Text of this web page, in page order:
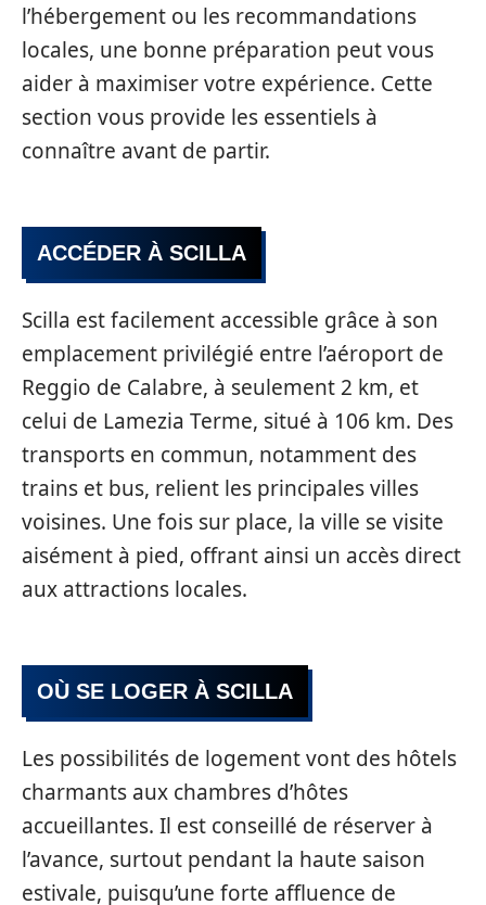
l’hébergement ou les recommandations
locales, une bonne préparation peut vous
aider à maximiser votre expérience. Cette
section vous provide les essentiels à
connaître avant de partir.
ACCÉDER À SCILLA
Scilla est facilement accessible grâce à son
emplacement privilégié entre l’aéroport de
Reggio de Calabre, à seulement 2 km, et
celui de Lamezia Terme, situé à 106 km. Des
transports en commun, notamment des
trains et bus, relient les principales villes
voisines. Une fois sur place, la ville se visite
aisément à pied, offrant ainsi un accès direct
aux attractions locales.
OÙ SE LOGER À SCILLA
Les possibilités de logement vont des hôtels
charmants aux chambres d’hôtes
accueillantes. Il est conseillé de réserver à
l’avance, surtout pendant la haute saison
estivale, puisqu’une forte affluence de